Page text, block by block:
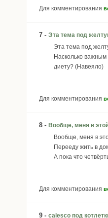
Для комментирования
7 - Эта тема под
Эта тема под
Насколько
диету? (Навеяло)
Для комментирования
8 - Вообще, меня в
Вообще, меня в
Перееду жить в
А пока что
Для комментирования
9 - calesco под